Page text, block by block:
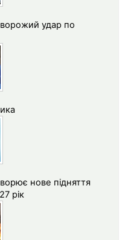
удар по
нове підняття
рік